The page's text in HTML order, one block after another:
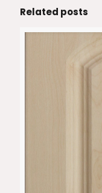
Related posts